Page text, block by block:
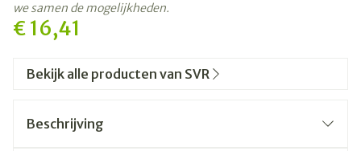
€ 16,41
we samen de mogelijkheden.
Bekijk alle producten van SVR
Beschrijving